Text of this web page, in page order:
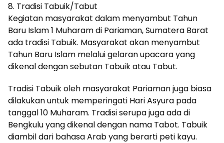
8. Tradisi Tabuik/Tabut
Kegiatan masyarakat dalam menyambut Tahun
Baru Islam 1 Muharam di Pariaman, Sumatera Barat
ada tradisi Tabuik. Masyarakat akan menyambut
Tahun Baru Islam melalui gelaran upacara yang
dikenal dengan sebutan Tabuik atau Tabut.
Tradisi Tabuik oleh masyarakat Pariaman juga biasa
dilakukan untuk memperingati Hari Asyura pada
tanggal 10 Muharam. Tradisi serupa juga ada di
Bengkulu yang dikenal dengan nama Tabot. Tabuik
diambil dari bahasa Arab yang berarti peti kayu.